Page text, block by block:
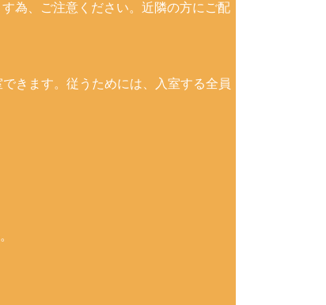
為、ご注意ください。近隣の方にご配
きます。従うためには、入室する全員